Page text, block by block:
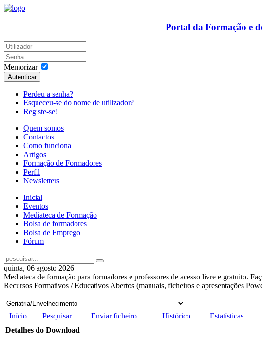
Portal da Formação e
Memorizar
Autenticar
Perdeu a senha?
Esqueceu-se do nome de utilizador?
Registe-se!
Quem somos
Contactos
Como funciona
Artigos
Formação de Formadores
Perfil
Newsletters
Inicial
Eventos
Mediateca de Formação
Bolsa de formadores
Bolsa de Emprego
Fórum
quinta, 06 agosto 2026
Mediateca de formação para formadores e professores de acesso livre e gratuito.
Recursos Formativos / Educativos Abertos (manuais, ficheiros e apresentações
Início Pesquisar Enviar ficheiro Histórico Estatísticas
Detalhes do Download